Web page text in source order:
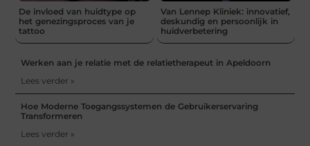
De invloed van huidtype op
het genezingsproces van je
tattoo
Van Lennep Kliniek: innovatief,
deskundig en persoonlijk in
huidverbetering
Werken aan je relatie met de relatietherapeut in Apeldoorn
Lees verder »
Hoe Moderne Toegangssystemen de Gebruikerservaring
Transformeren
Lees verder »